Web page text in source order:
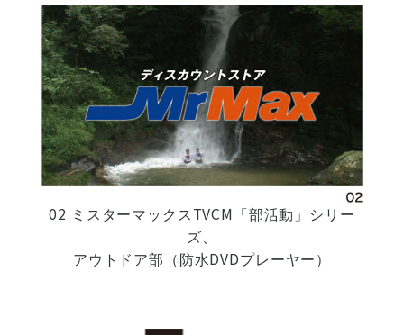
02 ミスターマックスTVCM「部活動」シリー
ズ、
アウトドア部（防水DVDプレーヤー）